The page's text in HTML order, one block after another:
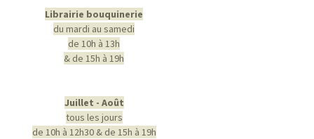
Librairie bouquinerie
du mardi au samedi
de 10h à 13h
& de 15h à 19h
Juillet - Août
tous les jours
de 10h à 12h30 & de 15h à 19h